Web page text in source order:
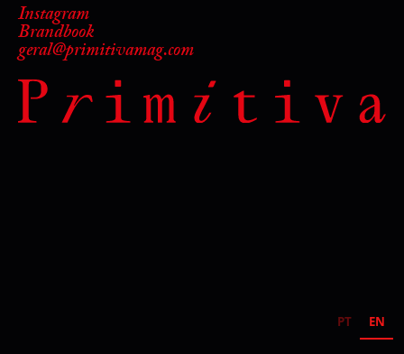
Instagram
Brandbook
geral@primitivamag.com
PT EN